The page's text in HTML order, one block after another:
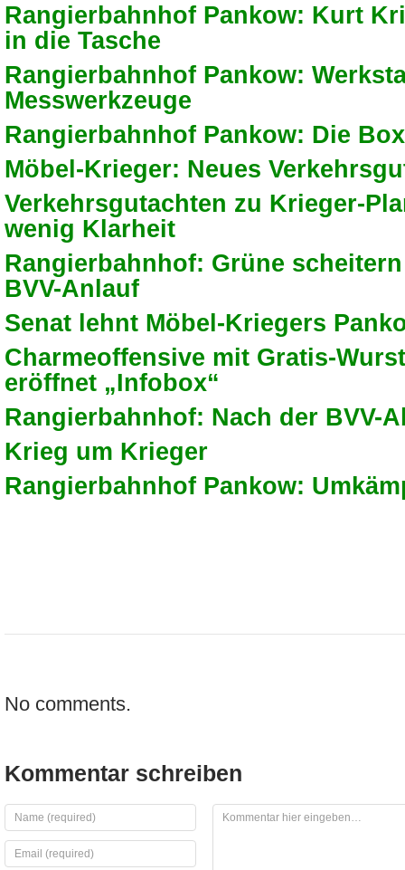
Rangierbahnhof Pankow: Kurt
in die Tasche
Rangierbahnhof Pankow:
Messwerkzeuge
Rangierbahnhof Pankow: Die
Möbel-Krieger: Neues
Verkehrsgutachten zu Krieger-
wenig Klarheit
Rangierbahnhof: Grüne
BVV-Anlauf
Senat lehnt Möbel-Kriegers
Charmeoffensive mit Gratis-
eröffnet „Infobox“
Rangierbahnhof: Nach der BVV-
Krieg um Krieger
Rangierbahnhof Pankow:
No comments.
Kommentar schreiben